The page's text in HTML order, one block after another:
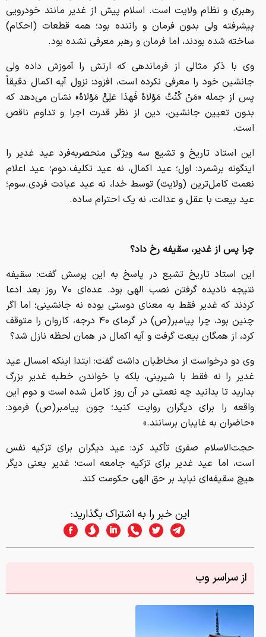
رهبری و نظام ولایت است. اسلام پیش از غدیر مانند خودرویی
پیشرفته ولی بدون فرمان و راننده بود؛ همه قطعات (احکام)
ساخته شده بودند، اما فرمان و رهبر معرفی نشده بود.
وی با ذکر مثالی از فرماندهی که ارتش را آموزش داده ولی
جانشین خود را معرفی نکرده است، افزود: نزول آیه اکمال دقیقاً
پس از جمله «مَنْ کُنْتُ مَوْلاهُ فَهذا عَلِیٌّ مَوْلاهُ» نشان می‌دهد که
بدون تعیین جانشین، دین از نظر قدرت اجرا و تداوم ناقص
است.
این استاد تاریخ و تشیع سه ویژگی منحصربه‌فرد عید غدیر را
اینگونه برشمرد: اول؛ عید اکمال، نه عید تکلیف.دوم؛ عید اعلام
نعمت کامل‌ترین (ولایت) توسط خدا، نه عید عبادت فردی.سوم؛
عید بیعت با عقل و عدالت، نه یک احترام ساده.
چرا پس از غدیر، سقیفه رخ داد؟
این استاد تاریخ تشیع در پاسخ به این پرسش گفت: سقیفه
نتیجه نادیده گرفتن نصب الهی بود. عده‌ای ۷۰ روز بعد ادعا
کردند که غدیر فقط به معنای دوستی بوده نه جانشینی؛ اما اگر
چنین بود، چرا پیامبر(ص) در گرمای ۴۰ درجه، کاروان را متوقف
کرد، از همگان بیعت گرفت و آیه اکمال در همان لحظه نازل شد؟
وی دو درخواست از مخاطبان داشت گفت: ابتدا اینکه امسال عید
غدیر را نه فقط با شیرینی، بلکه با خواندن خطبه غدیر بزرگ
بدارید تا بدانید چه نعمتی در آن روز کامل شده است و دوم این
واقعه را برای دیگران روایت کنید؛ چون پیامبر(ص) فرمود:
«حاضران به غایبان برسانند.»
حجت‌الاسلام صفری تأکید کرد: عید دیگران برای تزکیه نفس
است، اما عید غدیر برای تزکیه جامعه است؛ غدیر یعنی دیگر
هیچ سقیفه‌ای نباید بر حق الهی حکومت کند.
این خبر را به اشتراک بگذارید:
از سراسر وب